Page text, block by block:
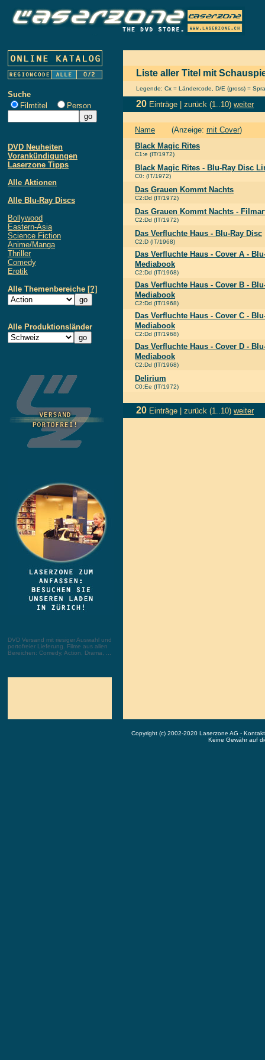
Suche
Filmtitel
Person
DVD Neuheiten
Vorankündigungen
Laserzone Tipps
Alle Aktionen
Alle Blu-Ray Discs
Bollywood
Eastern-Asia
Science Fiction
Anime/Manga
Thriller
Comedy
Erotik
Alle Themenbereiche [?]
Alle Produktionsländer
DVD Versand mit riesiger Auswahl und
portofreier Lieferung. Filme aus allen
Bereichen: Comedy, Action, Drama, ...
Liste aller Titel mit
Legende: Cx = Ländercode, D/E (gross) =
20 Einträge | zurück (1..10) weiter
Name (Anzeige: mit Cover)
Black Magic Rites
C1:e (IT/1972)
Black Magic Rites - Blu-Ray Disc
C0: (IT/1972)
Das Grauen Kommt Nachts
C2:Dd (IT/1972)
Das Grauen Kommt Nachts -
C2:Dd (IT/1972)
Das Verfluchte Haus - Blu-Ray Disc
C2:D (IT/1968)
Das Verfluchte Haus - Cover A -
Mediabook
C2:Dd (IT/1968)
Das Verfluchte Haus - Cover B -
Mediabook
C2:Dd (IT/1968)
Das Verfluchte Haus - Cover C -
Mediabook
C2:Dd (IT/1968)
Das Verfluchte Haus - Cover D -
Mediabook
C2:Dd (IT/1968)
Delirium
C0:Ee (IT/1972)
20 Einträge | zurück (1..10) weiter
Copyright (c) 2002-2020 Laserzone AG -
Keine Gewähr auf